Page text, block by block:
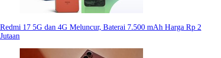
Redmi 17 5G dan 4G Meluncur, Baterai 7.500 mAh Harga Rp 2
Jutaan